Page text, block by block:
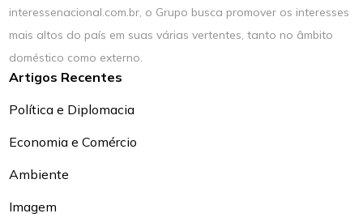
interessenacional.com.br, o Grupo busca promover os interesses
mais altos do país em suas várias vertentes, tanto no âmbito
doméstico como externo.
Artigos Recentes
Política e Diplomacia
Economia e Comércio
Ambiente
Imagem